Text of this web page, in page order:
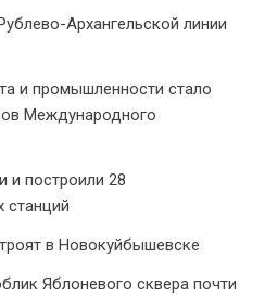
Архангельской линии
и промышленности стало
Международного
и построили 28
станций
в Новокуйбышевске
Яблоневого сквера почти